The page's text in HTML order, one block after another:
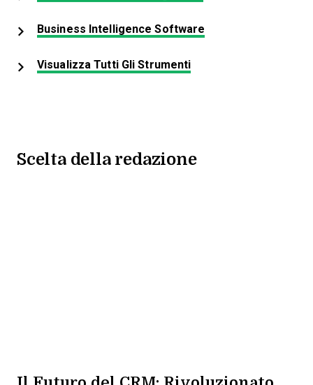
Business Intelligence Software
Visualizza Tutti Gli Strumenti
Scelta della redazione